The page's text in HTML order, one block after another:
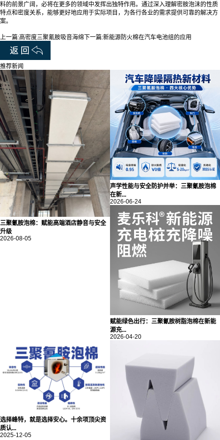
料的前景广阔，必将在更多的领域中发挥出独特作用。通过深入理解密胺泡沫的性质
特点和密度关系，能够更好地应用于实际项目，为各行各业的需求提供可靠的解决方
案。
上一篇:高密度三聚氰胺吸音海绵 下一篇:新能源防火棉在汽车电池组的应用
推荐新闻
三聚氰胺泡棉：赋能高端酒店静音与安全
升级
2026-08-05
声学性能与安全防护并举：三聚氰胺泡棉
在新...
2026-06-24
赋能绿色出行：三聚氰胺树脂泡棉在新能
源充...
2026-04-20
选择峰特，就是选择安心。十余项顶尖资
质认...
2025-12-05